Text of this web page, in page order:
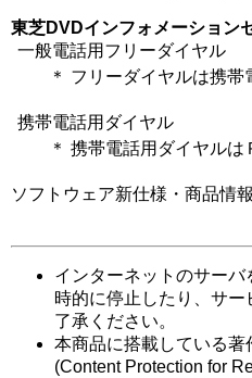
東芝DVDインフォメーション
一般電話用フリーダイヤル
＊ フリーダイヤルは携
携帯電話用ダイヤル
＊ 携帯電話用ダイヤルは
ソフトウェア新仕様・商品情
インターネットのサー
時的に停止したり、サ
了承ください。
本商品に搭載している
(Content Protection for